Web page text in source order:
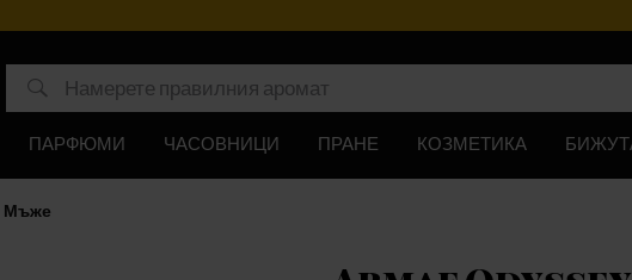
ПАРФЮМИ ЧАСОВНИЦИ ПРАНЕ КОЗМЕТИКА
Мъже